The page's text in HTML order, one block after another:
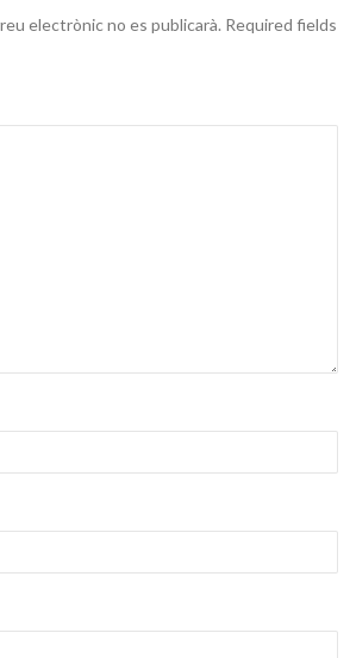
electrònic no es publicarà. Required fields